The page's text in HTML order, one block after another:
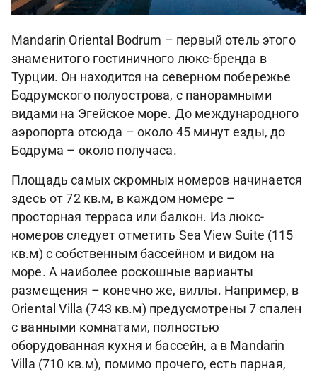
Mandarin Oriental Bodrum – первый отель этого
знаменитого гостиничного люкс-бренда в
Турции. Он находится на северном побережье
Бодрумского полуострова, с панорамными
видами на Эгейское море. До международного
аэропорта отсюда – около 45 минут езды, до
Бодрума – около получаса.
Площадь самых скромных номеров начинается
здесь от 72 кв.м, в каждом номере –
просторная терраса или балкон. Из люкс-
номеров следует отметить Sea View Suite (115
кв.м) с собственным бассейном и видом на
море. А наиболее роскошные варианты
размещения – конечно же, виллы. Например, в
Oriental Villa (743 кв.м) предусмотрены 7 спален
с ванными комнатами, полностью
оборудованная кухня и бассейн, а в Mandarin
Villa (710 кв.м), помимо прочего, есть парная,